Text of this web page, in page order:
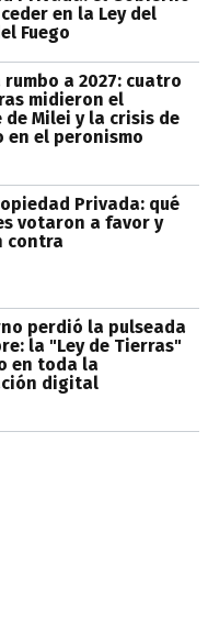
en la Ley del
Fuego
rumbo a 2027: cuatro
midieron el
de Milei y la crisis de
en el peronismo
Privada: qué
votaron a favor y
contra
perdió la pulseada
la "Ley de Tierras"
en toda la
digital